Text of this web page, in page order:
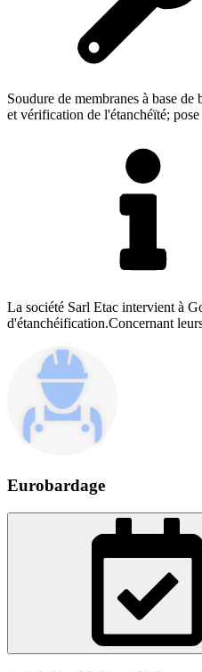
Soudure de membranes à base
et vérification de l'étanchéïté;
La société Sarl Etac intervient à
d'étanchéification.Concernant
Eurobardage